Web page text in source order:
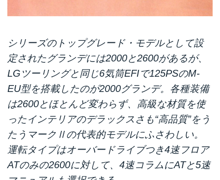
シリーズのトップグレード・モデルとして設
定されたグランデには2000と2600があるが、
LGツーリングと同じ6気筒EFIで125PSのM-
EU型を搭載したのが2000グランデ。各種装備
は2600とほとんど変わらず、高級な材質を使
ったインテリアのデラックスさも“高品質”をう
たうマークⅡの代表的モデルにふさわしい。
運転タイプはオーバードライブつき4速フロア
ATのみの2600に対して、4速コラムにATと5速